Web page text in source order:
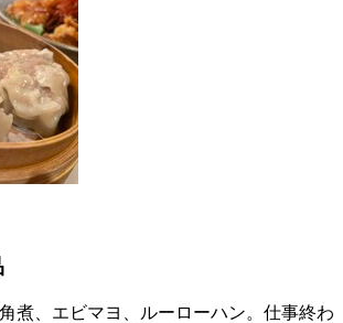
煮、エビマヨ、ルーローハン。仕事終わ